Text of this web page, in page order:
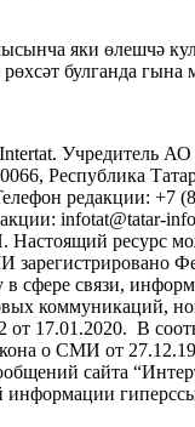
яки өлешчә
рөхсәт булганда гына
Intertat. Учредитель
Республика
редакции: +7
infotat@tatar-
Настоящий ресурс
зарегистрировано
в сфере связи,
коммуникаций,
17.01.2020. В
о СМИ от
сайта
информации